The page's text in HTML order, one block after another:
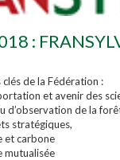
:
de la Fédération :
et avenir des
d’observation de la
stratégiques,
et carbone
mutualisée